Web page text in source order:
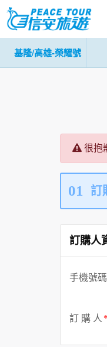
基隆/高雄-榮耀號
很抱
01 訂
訂購人
手機號碼
訂 購 人